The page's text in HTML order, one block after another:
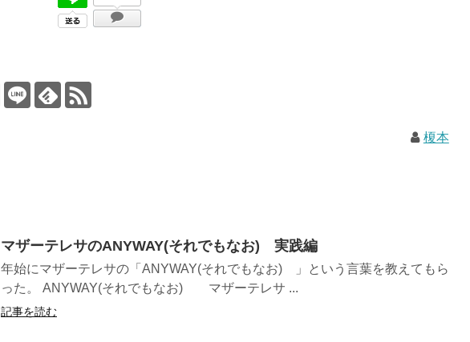
榎本
マザーテレサのANYWAY(それでもなお) 実践編
年始にマザーテレサの「ANYWAY(それでもなお) 」という言葉を教えてもら
った。 ANYWAY(それでもなお) マザーテレサ ...
記事を読む